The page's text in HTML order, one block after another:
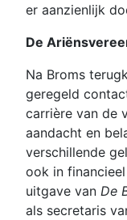
er aanzienlijk
De
Na Broms
geregeld
carrière van de
aandacht en
verschillende
ook in
uitgave van De
als secretaris